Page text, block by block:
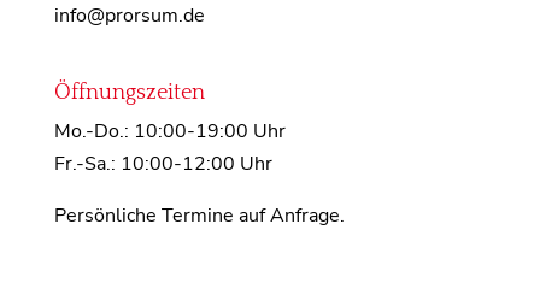
info@prorsum.de
Öffnungszeiten
Mo.-Do.: 10:00-19:00 Uhr
Fr.-Sa.: 10:00-12:00 Uhr
Persönliche Termine auf Anfrage.